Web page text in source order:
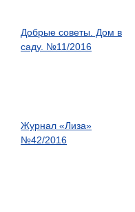
Добрые советы. Дом в
саду. №11/2016
Журнал «Лиза»
№42/2016